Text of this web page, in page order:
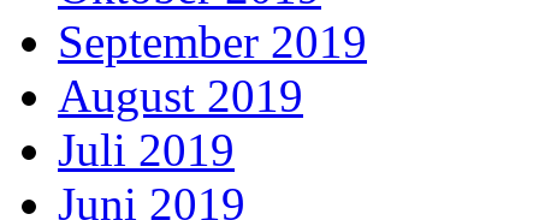
September 2019
August 2019
Juli 2019
Juni 2019